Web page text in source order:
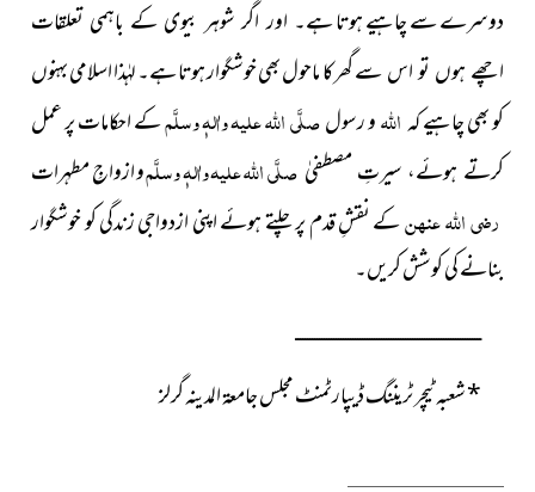
دوسرے سے چاہیے ہوتاہے۔ اور اگر شوہر بیوی کے باہمی تعلقات
اچھے ہوں تو اس سےگھر کا ماحول بھی خوشگوار ہوتا ہے۔ لہٰذا اسلامی بہنوں
کو بھی چاہیے کہاللہو رسولصلَّی اللہ علیہ واٰلہٖ وسلَّمکے احکامات پر عمل
کرتے ہوئے، سیرتِ مصطفیٰ صلَّی اللہ علیہ واٰلہٖ وسلَّمو ازواجِ مطہرات
رضی اللہ عنہنکے نقشِ قدم پر چلتے ہوئے اپنی ازدواجی زندگی کو خوشگوار
بنانے کی کوشش کریں۔
ــــــــــــــــــــــــــــــــــــــــــــــــــــــــــــــــــــــــــــــ
*شعبہ ٹیچر ٹریننگ ڈیپارٹمنٹ مجلس جامعۃ المدینہ گرلز